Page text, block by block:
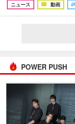
ニュース
動画
POWER PUSH